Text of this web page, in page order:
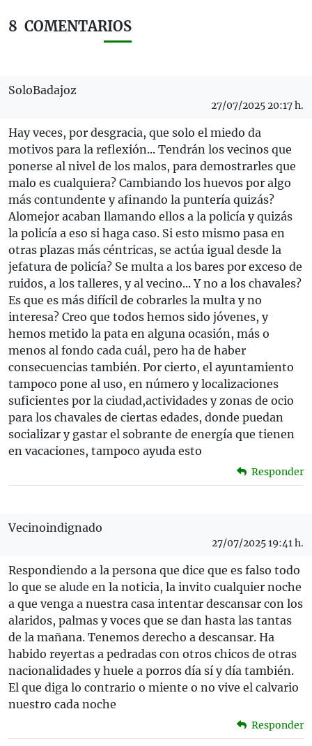
8 COMENTARIOS
SoloBadajoz
27/07/2025 20:17 h.
Hay veces, por desgracia, que solo el miedo da
motivos para la reflexión... Tendrán los vecinos que
ponerse al nivel de los malos, para demostrarles que
malo es cualquiera? Cambiando los huevos por algo
más contundente y afinando la puntería quizás?
Alomejor acaban llamando ellos a la policía y quizás
la policía a eso si haga caso. Si esto mismo pasa en
otras plazas más céntricas, se actúa igual desde la
jefatura de policía? Se multa a los bares por exceso de
ruidos, a los talleres, y al vecino... Y no a los chavales?
Es que es más difícil de cobrarles la multa y no
interesa? Creo que todos hemos sido jóvenes, y
hemos metido la pata en alguna ocasión, más o
menos al fondo cada cuál, pero ha de haber
consecuencias también. Por cierto, el ayuntamiento
tampoco pone al uso, en número y localizaciones
suficientes por la ciudad,actividades y zonas de ocio
para los chavales de ciertas edades, donde puedan
socializar y gastar el sobrante de energía que tienen
en vacaciones, tampoco ayuda esto
Responder
Vecinoindignado
27/07/2025 19:41 h.
Respondiendo a la persona que dice que es falso todo
lo que se alude en la noticia, la invito cualquier noche
a que venga a nuestra casa intentar descansar con los
alaridos, palmas y voces que se dan hasta las tantas
de la mañana. Tenemos derecho a descansar. Ha
habido reyertas a pedradas con otros chicos de otras
nacionalidades y huele a porros día sí y día también.
El que diga lo contrario o miente o no vive el calvario
nuestro cada noche
Responder